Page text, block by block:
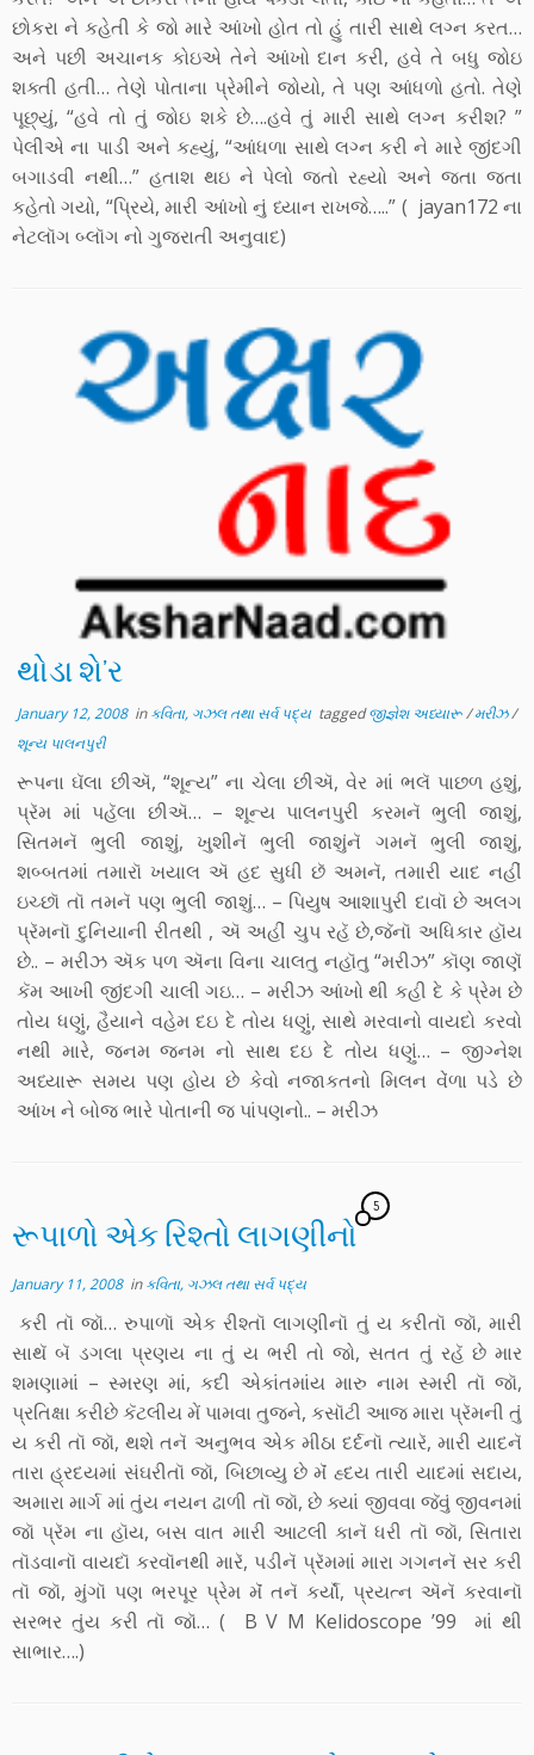
છોકરા ને કહેતી કે જો મારે આંખો હોત તો હું તારી સાથે લગ્ન કરત…
અને પછી અચાનક કોઇએ તેને આંખો દાન કરી, હવે તે બધુ જોઇ
શક્તી હતી… તેણે પોતાના પ્રેમીને જોયો, તે પણ આંધળો હતો. તેણે
પૂછ્યું, “હવે તો તું જોઇ શકે છે….હવે તું મારી સાથે લગ્ન કરીશ? ”
પેલીએ ના પાડી અને કહ્યું, “આંધળા સાથે લગ્ન કરી ને મારે જીંદગી
બગાડવી નથી…” હતાશ થઇ ને પેલો જતો રહ્યો અને જતા જતા
કહેતો ગયો, “પ્રિયે, મારી આંખો નું ધ્યાન રાખજે…..” ( jayan172 ના
નેટલૉગ બ્લૉગ નો ગુજરાતી અનુવાદ)
થોડા શે’ર
January 12, 2008inકવિતા, ગઝલ તથા સર્વ પદ્ય taggedજીજ્ઞેશ અધ્યારૂ/મરીઝ/
શૂન્ય પાલનપુરી
રૂપના ઘૅલા છીઍ, “શૂન્ય” ના ચેલા છીઍ, વેર માં ભલૅ પાછળ હશું,
પ્રૅમ માં પહૅલા છીઍ… – શૂન્ય પાલનપુરી કરમનૅ ભુલી જાશું,
સિતમનૅ ભુલી જાશું, ખુશીનૅ ભુલી જાશુંનૅ ગમનૅ ભુલી જાશું,
શબ્બતમાં તમારૉ ખયાલ ઍ હદ સુધી છૅ અમનૅ, તમારી યાદ નહીં
ઇચ્છૉ તૉ તમનૅ પણ ભુલી જાશું… – પિયુષ આશાપુરી દાવૉ છે અલગ
પ્રૅમનૉ દુનિયાની રીતથી , ઍ અહીં ચુપ રહૅ છે,જૅનૉ અધિકાર હૉય
છે.. – મરીઝ ઍક પળ ઍના વિના ચાલતુ નહૉતુ “મરીઝ” કૉણ જાણૅ
કૅમ આખી જીંદગી ચાલી ગઇ… – મરીઝ આંખો થી કહી દે કે પ્રેમ છે
તોય ધણું, હૈયાને વહેમ દઇ દે તોય ધણું, સાથે મરવાનો વાયદો કરવો
નથી મારે, જનમ જનમ નો સાથ દઇ દે તોય ધણું… – જીગ્નેશ
અધ્યારૂ સમય પણ હોય છે કેવો નજાકતનો મિલન વેંળા પડે છે
આંખ ને બોજ ભારે પોતાની જ પાંપણનો.. – મરીઝ
રૂપાળો એક રિશ્તો લાગણીનો
5
January 11, 2008inકવિતા, ગઝલ તથા સર્વ પદ્ય
કરી તૉ જૉ… રુપાળૉ એક રીશ્તૉ લાગણીનૉ તું ય કરીતૉ જૉ, મારી
સાથૅ બૅ ડગલા પ્રણય ના તું ય ભરી તો જો, સતત તું રહૅ છે માર
શમણામાં – સ્મરણ માં, કદી એકાંતમાંય મારુ નામ સ્મરી તૉ જૉ,
પ્રતિક્ષા કરીછે કૅટલીય મેં પામવા તુજને, કસૉટી આજ મારા પ્રૅમની તું
ય કરી તૉ જૉ, થશે તનૅ અનુભવ એક મીઠા દર્દનૉ ત્યારૅ, મારી યાદનૅ
તારા હ્રદયમાં સંઘરીતૉ જૉ, બિછાવ્યુ છે મૅં હ્દય તારી યાદમાં સદાય,
અમારા માર્ગ માં તુંય નયન ઢાળી તૉ જૉ, છે ક્યાં જીવવા જૅવું જીવનમાં
જૉ પ્રૅમ ના હૉય, બસ વાત મારી આટલી કાનૅ ધરી તૉ જૉ, સિતારા
તૉડવાનૉ વાયદૉ કરવૉનથી મારૅ, પડીનૅ પ્રૅમમાં મારા ગગનનૅ સર કરી
તૉ જૉ, મુંગૉ પણ ભરપૂર પ્રેમ મૅં તનૅ કર્યૉ, પ્રયત્ન ઍનૅ કરવાનૉ
સરભર તુંય કરી તૉ જૉ… ( B V M Kelidoscope ’99 માં થી
સાભાર….)